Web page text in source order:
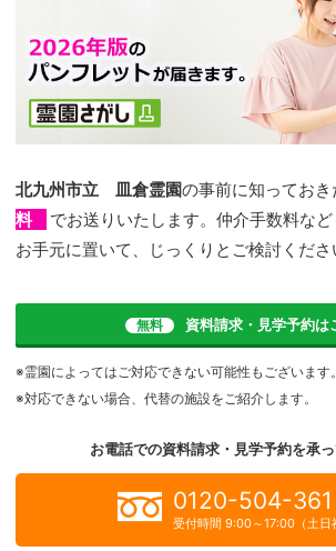
北九州市立 皿倉霊園の事前に知ってお
料
でお送りいたします。仲介手数料など
お手元に置いて、じっくりとご検討くださ
無料 資料請求・見学予約は
※霊園によってはご対応できない可能性もございます
※対応できない場合、代替の施設をご紹介します。
お電話での資料請求・見学予約を承
0120-504-361
受付時間 9:00～17:00（土日